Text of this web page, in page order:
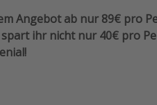
Angebot ab nur 89€ pro
spart ihr nicht nur 40€ pro